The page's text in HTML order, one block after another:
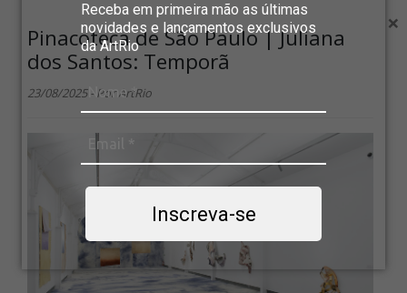
Receba em primeira mão as últimas
novidades e lançamentos exclusivos
da ArtRio
Inscreva-se
×
Pinacoteca de São Paulo | Juliana
dos Santos: Temporã
23/08/2025 - Por ArtRio